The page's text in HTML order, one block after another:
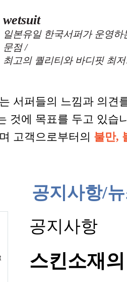
wetsuit
일본유일 한국서퍼가 운영
문점 /
최고의 퀄리티와 바디핏 최
는 서퍼들의 느낌과 의견
것에 목표를 두고 있
고객으로부터의 불만,
공지사항/
공지사항
스킨소재